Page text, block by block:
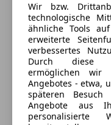
Abstandswarner
Alarmanlage
Beifahrerairbag
ESP
Fahrerairbag
Fernlichtassistent
Isofix
- Stauassistent
- Notfallassistent
INTERIEUR MOON
- Sitzfläche in
- Nähte in Kupfer
- Vordersitze
- Fahrersitz und
Verkäufer
Autohaus Reichl
Sternebewertung 5
5Sterne
Wir bzw.
technologische
ähnliche Tools
erweiterte
verbessertes
Durch diese
ermöglichen wir
Angebotes - etwa,
späteren Besuch
Angebote aus
personalisierte